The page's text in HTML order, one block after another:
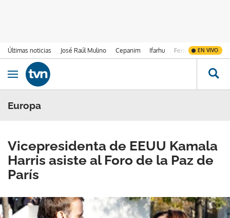
Últimas noticias José Raúl Mulino Cepanim Ifarhu Fenómeno de El
EN VIVO
Ir al contenido
Obrir navegació
Europa
Vicepresidenta de EEUU Kamala
Harris asiste al Foro de la Paz de
París